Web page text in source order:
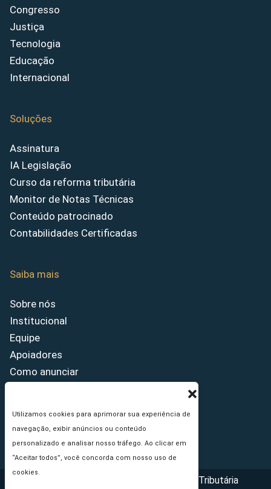
Utilizamos cookies para aprimorar sua experiência de
navegação, exibir anúncios ou conteúdo
personalizado e analisar nosso tráfego. Ao clicar em
“Aceitar todos”, você concorda com nosso uso de
cookies.
Congresso
Justiça
Tecnologia
Educação
Internacional
Soluções
Assinatura
IA Legislação
Curso da reforma tributária
Monitor de Notas Técnicas
Conteúdo patrocinado
Contabilidades Certificadas
Saiba mais
Sobre nós
Institucional
Equipe
Apoiadores
Como anunciar
Princípios Editoriais
Copyright © 2026 - Portal da Reforma Tributária